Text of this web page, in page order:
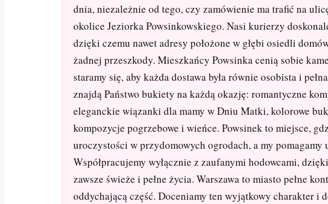
dnia, niezależnie od tego, czy zamówienie ma trafić na
okolice Jeziorka Powsinkowskiego. Nasi kurierzy
dzięki czemu nawet adresy położone w głębi osiedli
żadnej przeszkody. Mieszkańcy Powsinka cenią sobie
staramy się, aby każda dostawa była równie osobista i
znajdą Państwo bukiety na każdą okazję: romantyczne
eleganckie wiązanki dla mamy w Dniu Matki, kolorowe
kompozycje pogrzebowe i wieńce. Powsinek to miejsce,
uroczystości w przydomowych ogrodach, a my
Współpracujemy wyłącznie z zaufanymi hodowcami,
zawsze świeże i pełne życia. Warszawa to miasto pełne
oddychającą część. Doceniamy ten wyjątkowy charakter i